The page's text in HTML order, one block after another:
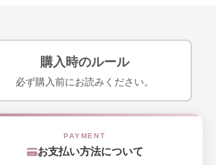
購入時のルール
必ず購入前にお読みください。
お支払い方法について